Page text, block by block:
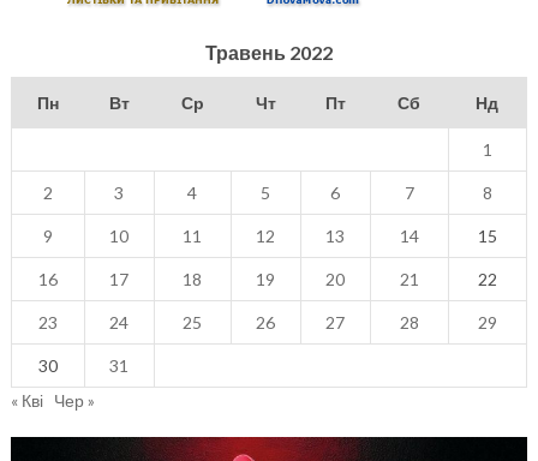
Травень 2022
Пн Вт Ср Чт Пт Сб Нд
1
2 3 4 5 6 7 8
9 10 11 12 13 14 15
16 17 18 19 20 21 22
23 24 25 26 27 28 29
30
31
« Кві Чер »